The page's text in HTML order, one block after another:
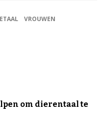
VROUWEN
om dierentaal te